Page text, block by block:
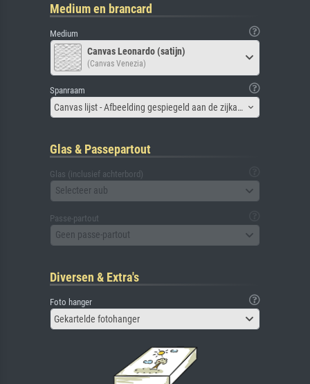
Medium en brancard
Medium
Canvas Leonardo (satijn)
(Canvas Venezia)
Spanraam
Canvas lijst - Afbeelding gespiegeld aan de zijkant
Glas & Passepartout
Glas (inclusief achterbord)
Selecteer aub
Passe-partout
Geen passe-partout
Diversen & Extra's
Foto hanger
Gekartelde fotohanger